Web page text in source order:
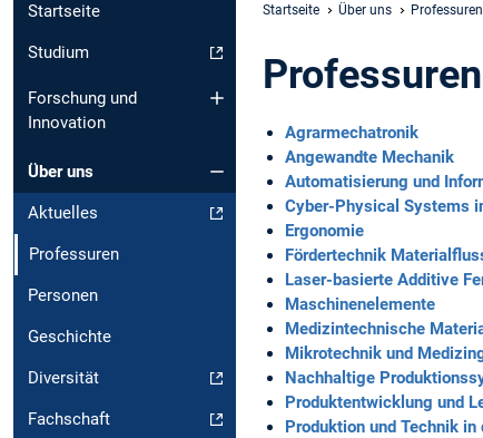
Startseite
Studium
Forschung und
Innovation
Über uns
Aktuelles
Professuren
Personen
Geschichte
Diversität
Fachschaft
Startseite Über uns Professuren
Professuren
Agrarmechatronik
Angewandte Mechanik
Automatisierung und
Cyber-Physical Systems
Ergonomie
Fördertechnik
Laser-basierte Additive
Maschinenelemente
Medizintechnische
Mikrotechnik und
Nachhaltige
Produktentwicklung und
Produktion und Technik in